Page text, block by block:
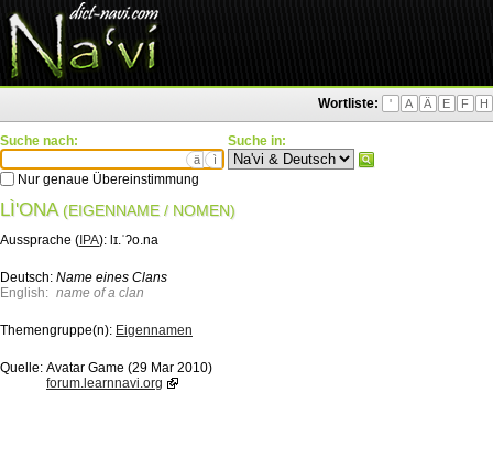
Wortliste: ' A Ä E F H
Suche nach:
ä ì
Nur genaue Übereinstimmung
Suche in:
LÌ'ONA (EIGENNAME / NOMEN)
Aussprache ( IPA): lɪ.ˈʔo.na
Deutsch: Name eines Clans
English: name of a clan
Themengruppe(n): Eigennamen
Quelle: Avatar Game (29 Mar 2010)
forum.learnnavi.org